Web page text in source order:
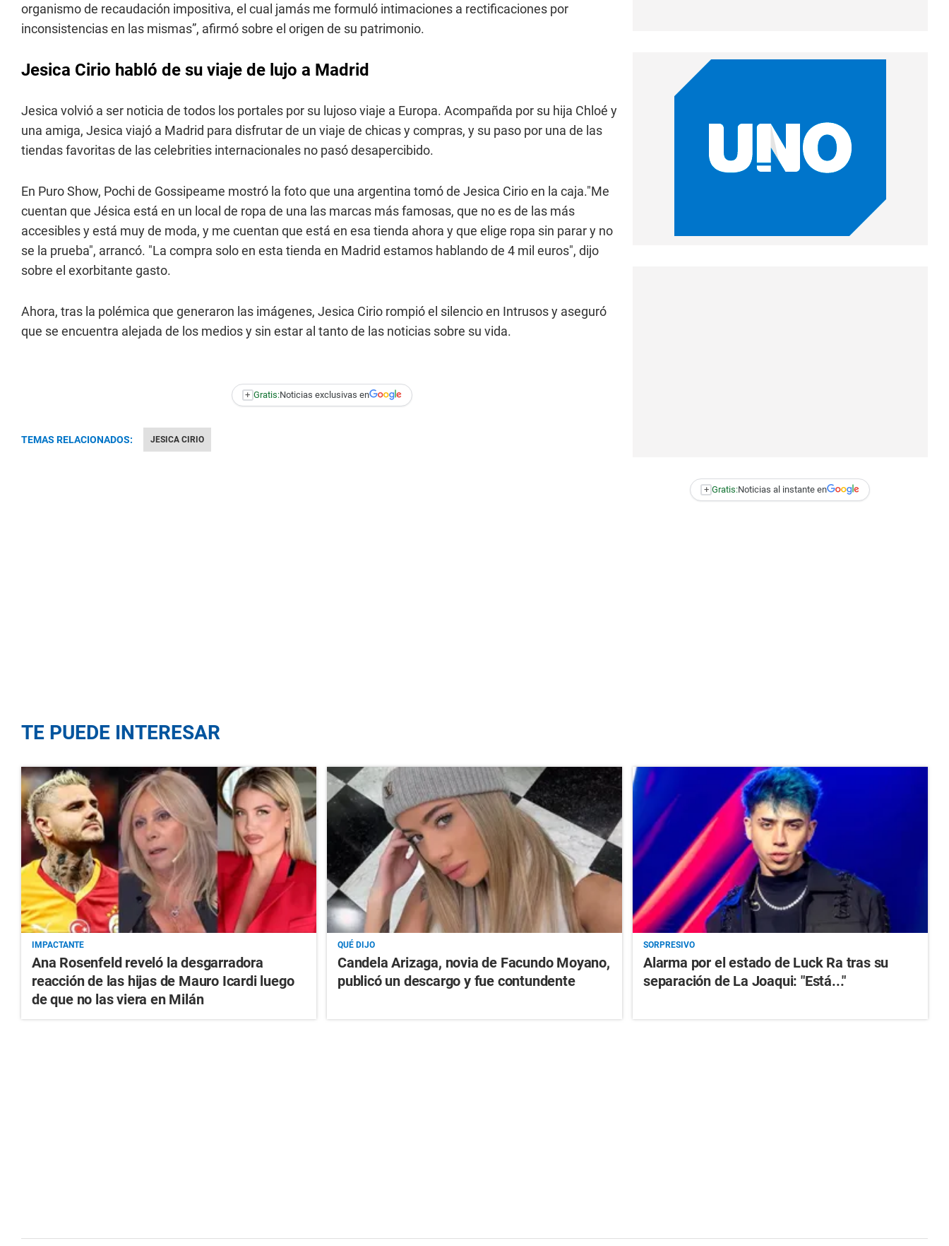
organismo de recaudación impositiva, el cual jamás me formuló intimaciones a rectificaciones por
inconsistencias en las mismas”, afirmó sobre el origen de su patrimonio.
Jesica Cirio habló de su viaje de lujo a Madrid
Jesica volvió a ser noticia de todos los portales por su lujoso viaje a Europa. Acompañda por su hija Chloé y
una amiga, Jesica viajó a Madrid para disfrutar de un viaje de chicas y compras, y su paso por una de las
tiendas favoritas de las celebrities internacionales no pasó desapercibido.
En Puro Show, Pochi de Gossipeame mostró la foto que una argentina tomó de Jesica Cirio en la caja."Me
cuentan que Jésica está en un local de ropa de una las marcas más famosas, que no es de las más
accesibles y está muy de moda, y me cuentan que está en esa tienda ahora y que elige ropa sin parar y no
se la prueba", arrancó. "La compra solo en esta tienda en Madrid estamos hablando de 4 mil euros", dijo
sobre el exorbitante gasto.
Ahora, tras la polémica que generaron las imágenes, Jesica Cirio rompió el silencio en Intrusos y aseguró
que se encuentra alejada de los medios y sin estar al tanto de las noticias sobre su vida.
+ Gratis:Noticias exclusivas en
TEMAS RELACIONADOS: JESICA CIRIO
+ Gratis:Noticias al instante en
TE PUEDE INTERESAR
IMPACTANTE
Ana Rosenfeld reveló la desgarradora
reacción de las hijas de Mauro Icardi luego
de que no las viera en Milán
QUÉ DIJO
Candela Arizaga, novia de Facundo Moyano,
publicó un descargo y fue contundente
SORPRESIVO
Alarma por el estado de Luck Ra tras su
separación de La Joaqui: "Está..."